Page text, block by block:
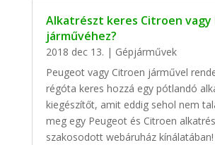
Alkatrészt keres Citroen vagy
járművéhez?
2018 dec 13. | Gépjárművek
Peugeot vagy Citroen járművel
régóta keres hozzá egy pótlandó
kiegészítőt, amit eddig sehol nem
meg egy Peugeot és Citroen
szakosodott webáruház kínálatában!